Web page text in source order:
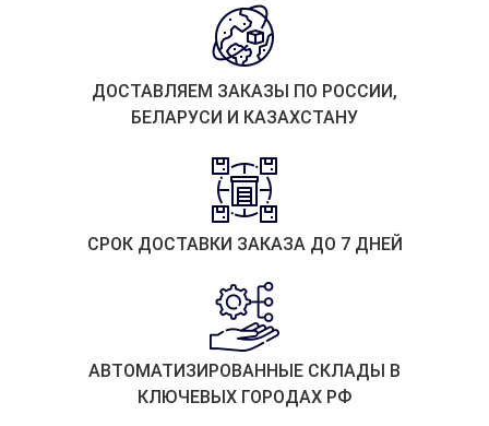
ДОСТАВЛЯЕМ ЗАКАЗЫ ПО РОССИИ,
БЕЛАРУСИ И КАЗАХСТАНУ
СРОК ДОСТАВКИ ЗАКАЗА ДО 7 ДНЕЙ
АВТОМАТИЗИРОВАННЫЕ СКЛАДЫ В
КЛЮЧЕВЫХ ГОРОДАХ РФ